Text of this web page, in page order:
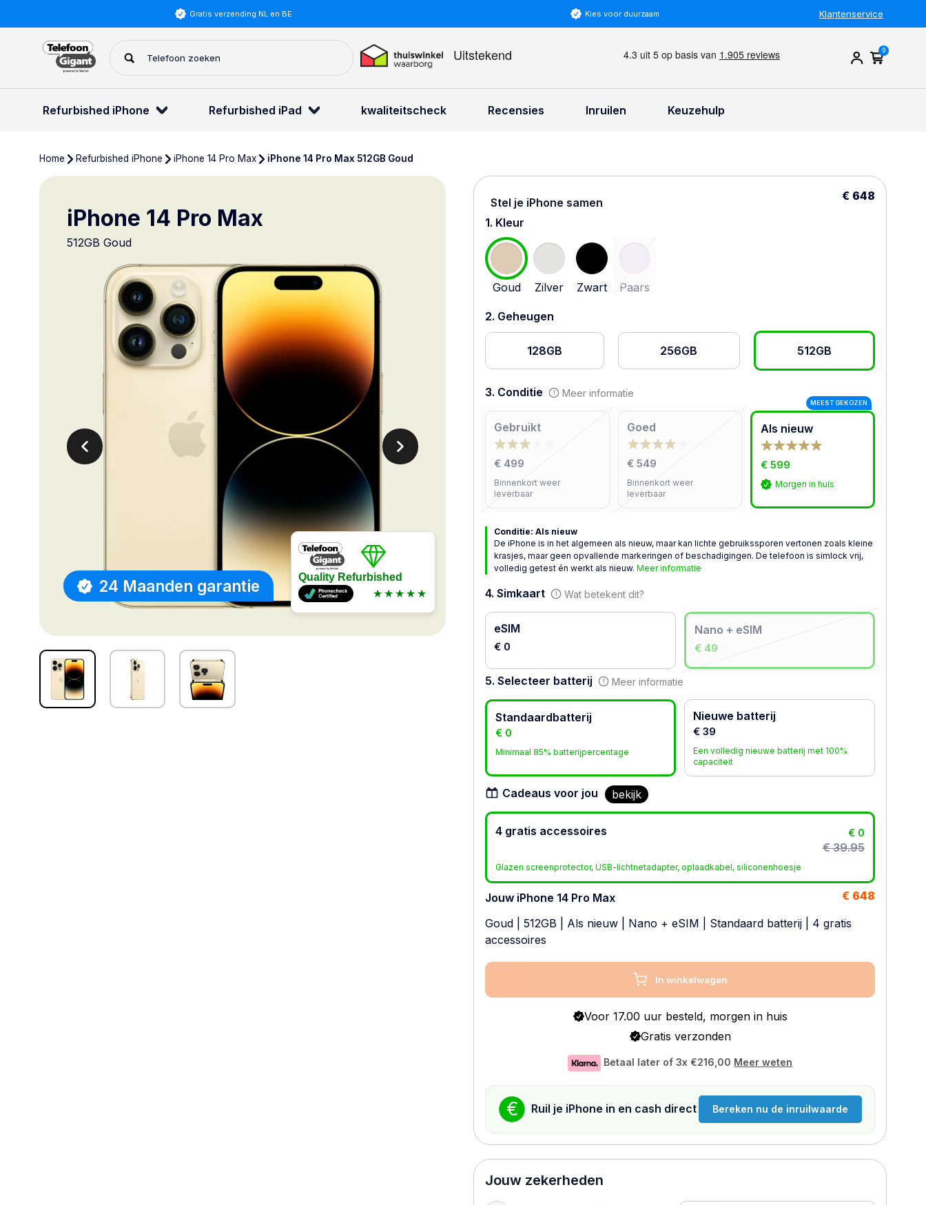
Gratis verzending NL en BE Kies voor duurzaam Klantenservice
0
Refurbished iPhone Refurbished iPad kwaliteitscheck Recensies Inruilen Keuzehulp
Home Refurbished iPhone iPhone 14 Pro Max iPhone 14 Pro Max 512GB Goud
24 Maanden garantie
iPhone 14 Pro Max
512GB Goud
Quality Refurbished
★★★★★
Stel je iPhone samen
€ 648
1. Kleur
Goud Zilver Zwart Paars
2. Geheugen
128GB 256GB 512GB
3. Conditie Meer informatie
Gebruikt
€ 499
Binnenkort weer
leverbaar
Goed
€ 549
Binnenkort weer
leverbaar
Als nieuw
MEEST GEKOZEN
€ 599
Morgen in huis
Conditie: Als nieuw
De iPhone is in het algemeen als nieuw, maar kan lichte gebruikssporen vertonen zoals kleine
krasjes, maar geen opvallende markeringen of beschadigingen. De telefoon is simlock vrij,
volledig getest én werkt als nieuw. Meer informatie
4. Simkaart Wat betekent dit?
eSIM
€ 0
Nano + eSIM
€ 49
5. Selecteer batterij Meer informatie
Standaardbatterij
€ 0
Minimaal 85% batterijpercentage
Nieuwe batterij
€ 39
Een volledig nieuwe batterij met 100%
capaciteit
Cadeaus voor jou bekijk
4 gratis accessoires € 0
€ 39.95
Glazen screenprotector, USB-lichtnetadapter, oplaadkabel, siliconenhoesje
Jouw iPhone 14 Pro Max
€ 648
Goud
512GB Als nieuw Nano + eSIM Standaard batterij | 4 gratis
accessoires
In winkelwagen
Voor 17.00 uur besteld, morgen in huis
Gratis verzonden
Betaal later of 3x €216,00 Meer weten
€ Ruil je iPhone in en cash direct Bereken nu de inruilwaarde
Jouw zekerheden